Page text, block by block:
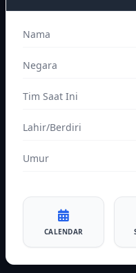
Nama
Negara
Tim Saat Ini
Lahir/Berdiri
Umur
CALENDAR